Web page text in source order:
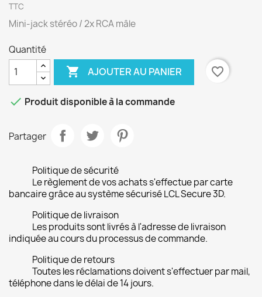
TTC
Mini-jack stéréo / 2x RCA mâle
Quantité
 AJOUTER AU PANIER favorite_border
 Produit disponible à la commande
Partager
Politique de sécurité
Le règlement de vos achats s'effectue par carte
bancaire grâce au système sécurisé LCL Secure 3D.
Politique de livraison
Les produits sont livrés à l'adresse de livraison
indiquée au cours du processus de commande.
Politique de retours
Toutes les réclamations doivent s'effectuer par mail,
téléphone dans le délai de 14 jours.